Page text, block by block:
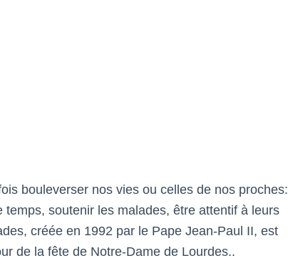
bouleverser nos vies ou celles de nos proches:
soutenir les malades, être attentif à leurs
créée en 1992 par le Pape Jean-Paul II, est
de la fête de Notre-Dame de Lourdes..